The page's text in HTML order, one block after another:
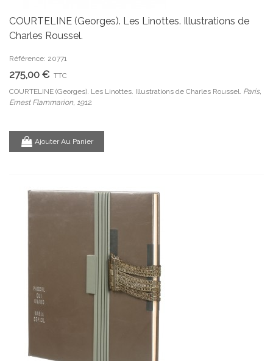
COURTELINE (Georges). Les Linottes. Illustrations de
Charles Roussel.
Référence: 20771
275,00 € TTC
COURTELINE (Georges). Les Linottes. Illustrations de Charles Roussel. Paris,
Ernest Flammarion, 1912.
Ajouter Au Panier